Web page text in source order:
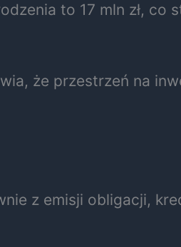
to 17 mln zł, co
że przestrzeń na
z emisji obligacji,